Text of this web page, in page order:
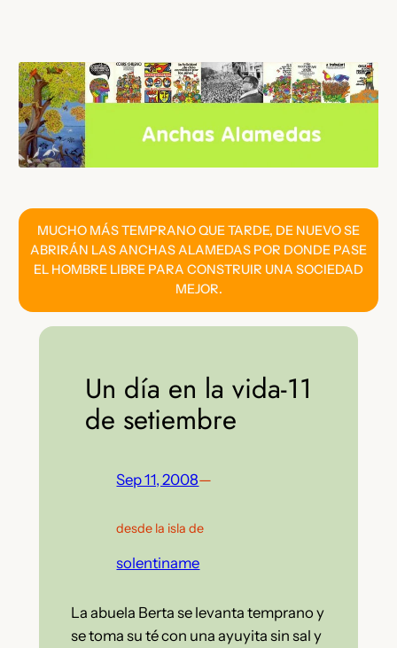
contenido
MUCHO MÁS TEMPRANO QUE TARDE, DE NUEVO SE
ABRIRÁN LAS ANCHAS ALAMEDAS POR DONDE PASE
EL HOMBRE LIBRE PARA CONSTRUIR UNA SOCIEDAD
MEJOR.
Un día en la vida-11
de setiembre
Sep 11, 2008—
desde la isla de
solentiname
La abuela Berta se levanta temprano y
se toma su té con una ayuyita sin sal y